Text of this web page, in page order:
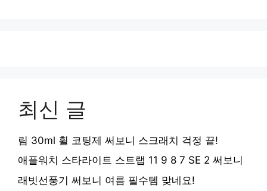
최신 글
림 30ml 휠 코팅제 써보니 스크래치 걱정 끝!
애플워치 스타라이트 스트랩 11 9 8 7 SE 2 써보니
래빗선풍기 써보니 여름 필수템 맞네요!